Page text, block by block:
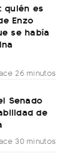
quién es
Enzo
se había
26 minutos
Senado
de
30 minutos